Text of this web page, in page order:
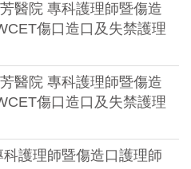
醫院 專科護理師暨傷造
傷口造口及失禁護理
醫院 專科護理師暨傷造
傷口造口及失禁護理
護理師暨傷造口護理師